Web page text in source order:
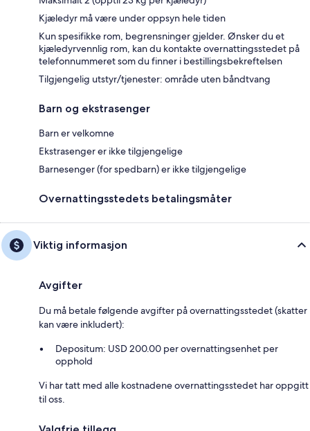
Kjæledyr må være under oppsyn hele tiden
Kun spesifikke rom, begrensninger gjelder. Ønsker du et
kjæledyrvennlig rom, kan du kontakte overnattingsstedet på
telefonnummeret som du finner i bestillingsbekreftelsen
Tilgjengelig utstyr/tjenester: område uten båndtvang
Barn og ekstrasenger
Barn er velkomne
Ekstrasenger er ikke tilgjengelige
Barnesenger (for spedbarn) er ikke tilgjengelige
Overnattingsstedets betalingsmåter
Viktig informasjon
Avgifter
Du må betale følgende avgifter på overnattingsstedet (skatter
kan være inkludert):
Depositum: USD 200.00 per overnattingsenhet per
opphold
Vi har tatt med alle kostnadene overnattingsstedet har oppgitt
til oss.